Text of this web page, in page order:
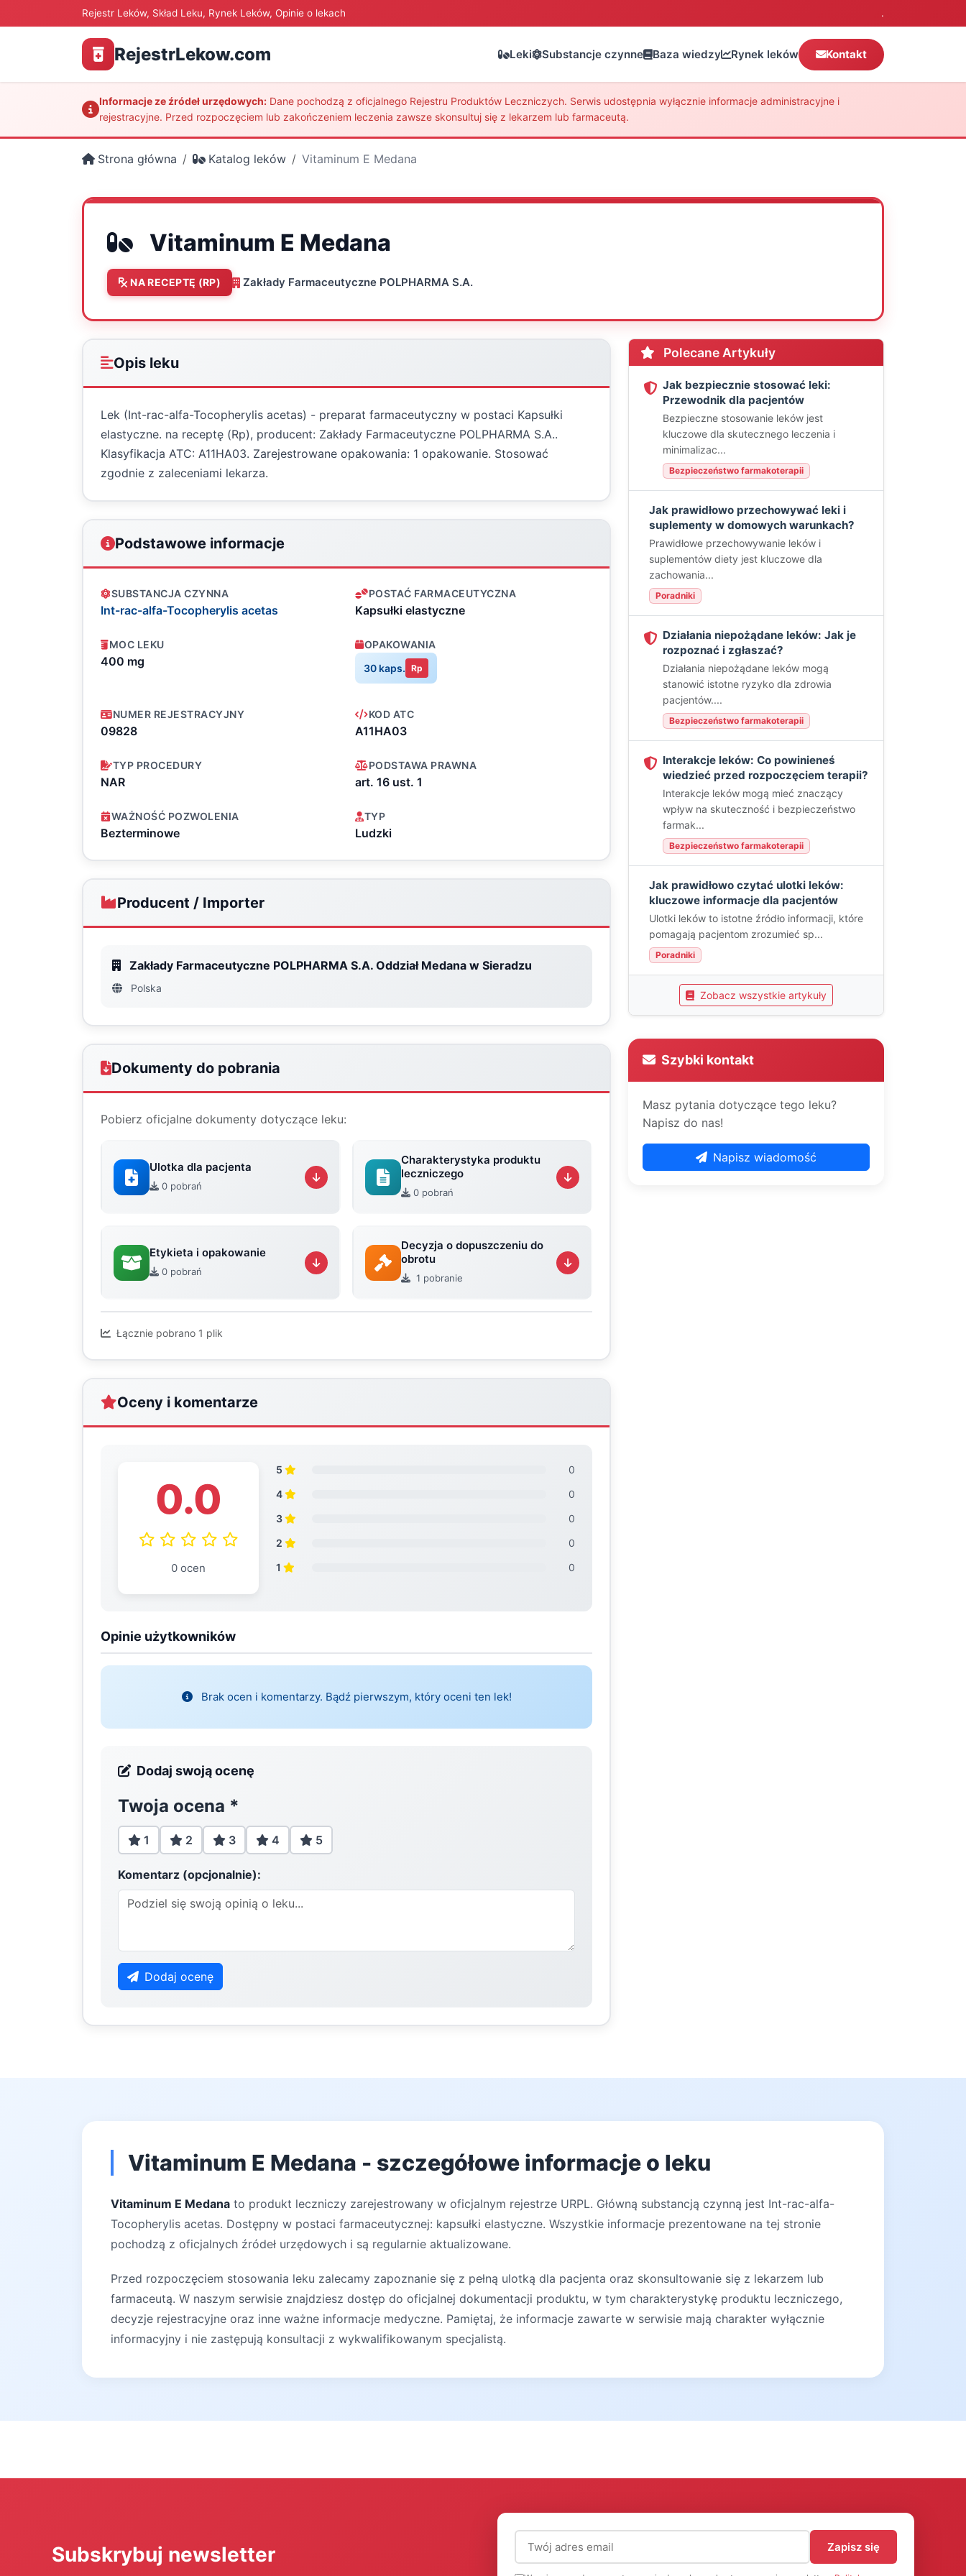
Rejestr Leków, Skład Leku, Rynek Leków, Opinie o lekach .
RejestrLekow.com Leki Substancje czynne Baza wiedzy Rynek leków Kontakt
Informacje ze źródeł urzędowych: Dane pochodzą z oficjalnego Rejestru Produktów Leczniczych. Serwis udostępnia wyłącznie informacje administracyjne i
rejestracyjne. Przed rozpoczęciem lub zakończeniem leczenia zawsze skonsultuj się z lekarzem lub farmaceutą.
Strona główna Katalog leków Vitaminum E Medana
Vitaminum E Medana
NA RECEPTĘ (RP) Zakłady Farmaceutyczne POLPHARMA S.A.
Opis leku
Lek (Int-rac-alfa-Tocopherylis acetas) - preparat farmaceutyczny w postaci Kapsułki
elastyczne. na receptę (Rp), producent: Zakłady Farmaceutyczne POLPHARMA S.A..
Klasyfikacja ATC: A11HA03. Zarejestrowane opakowania: 1 opakowanie. Stosować
zgodnie z zaleceniami lekarza.
Podstawowe informacje
SUBSTANCJA CZYNNA
Int-rac-alfa-Tocopherylis acetas
POSTAĆ FARMACEUTYCZNA
Kapsułki elastyczne
MOC LEKU
400 mg
OPAKOWANIA
30 kaps. Rp
NUMER REJESTRACYJNY
09828
KOD ATC
A11HA03
TYP PROCEDURY
NAR
PODSTAWA PRAWNA
art. 16 ust. 1
WAŻNOŚĆ POZWOLENIA
Bezterminowe
TYP
Ludzki
Producent / Importer
Zakłady Farmaceutyczne POLPHARMA S.A. Oddział Medana w Sieradzu
Polska
Dokumenty do pobrania
Pobierz oficjalne dokumenty dotyczące leku:
Ulotka dla pacjenta
0 pobrań
Charakterystyka produktu
leczniczego
0 pobrań
Etykieta i opakowanie
0 pobrań
Decyzja o dopuszczeniu do
obrotu
1 pobranie
Łącznie pobrano 1 plik
Oceny i komentarze
0.0
0 ocen
5
0
4
0
3
0
2
0
1
0
Opinie użytkowników
Brak ocen i komentarzy. Bądź pierwszym, który oceni ten lek!
Dodaj swoją ocenę
Twoja ocena *
1 2 3 4 5
Komentarz (opcjonalnie):
Dodaj ocenę
Polecane Artykuły
Jak bezpiecznie stosować leki:
Przewodnik dla pacjentów
Bezpieczne stosowanie leków jest
kluczowe dla skutecznego leczenia i
minimalizac...
Bezpieczeństwo farmakoterapii
Jak prawidłowo przechowywać leki i
suplementy w domowych warunkach?
Prawidłowe przechowywanie leków i
suplementów diety jest kluczowe dla
zachowania...
Poradniki
Działania niepożądane leków: Jak je
rozpoznać i zgłaszać?
Działania niepożądane leków mogą
stanowić istotne ryzyko dla zdrowia
pacjentów....
Bezpieczeństwo farmakoterapii
Interakcje leków: Co powinieneś
wiedzieć przed rozpoczęciem terapii?
Interakcje leków mogą mieć znaczący
wpływ na skuteczność i bezpieczeństwo
farmak...
Bezpieczeństwo farmakoterapii
Jak prawidłowo czytać ulotki leków:
kluczowe informacje dla pacjentów
Ulotki leków to istotne źródło informacji, które
pomagają pacjentom zrozumieć sp...
Poradniki
Zobacz wszystkie artykuły
Szybki kontakt
Masz pytania dotyczące tego leku?
Napisz do nas!
Napisz wiadomość
Vitaminum E Medana - szczegółowe informacje o leku
Vitaminum E Medana to produkt leczniczy zarejestrowany w oficjalnym rejestrze URPL. Główną substancją czynną jest Int-rac-alfa-
Tocopherylis acetas. Dostępny w postaci farmaceutycznej: kapsułki elastyczne. Wszystkie informacje prezentowane na tej stronie
pochodzą z oficjalnych źródeł urzędowych i są regularnie aktualizowane.
Przed rozpoczęciem stosowania leku zalecamy zapoznanie się z pełną ulotką dla pacjenta oraz skonsultowanie się z lekarzem lub
farmaceutą. W naszym serwisie znajdziesz dostęp do oficjalnej dokumentacji produktu, w tym charakterystykę produktu leczniczego,
decyzje rejestracyjne oraz inne ważne informacje medyczne. Pamiętaj, że informacje zawarte w serwisie mają charakter wyłącznie
informacyjny i nie zastępują konsultacji z wykwalifikowanym specjalistą.
Subskrybuj newsletter
Adres email (wymagany)
Zapisz się